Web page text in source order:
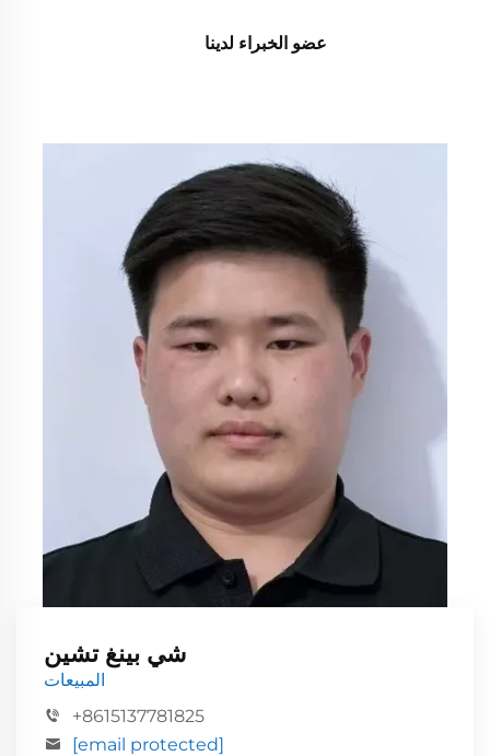
عضو الخبراء لدينا
شي بينغ تشين
المبيعات
+8615137781825
[email protected]